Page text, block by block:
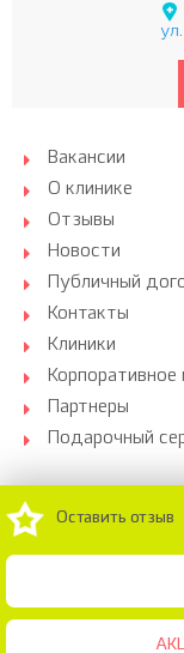
Вакансии
О клинике
Отзывы
Новости
Публичный
Контакты
Клиники
Партнеры
Подарочный
Оставить отзыв